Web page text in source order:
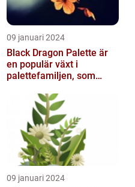
09 januari 2024
Black Dragon Palette är
en populär växt i
palettefamiljen, som
mörka, nästan sv...
09 januari 2024